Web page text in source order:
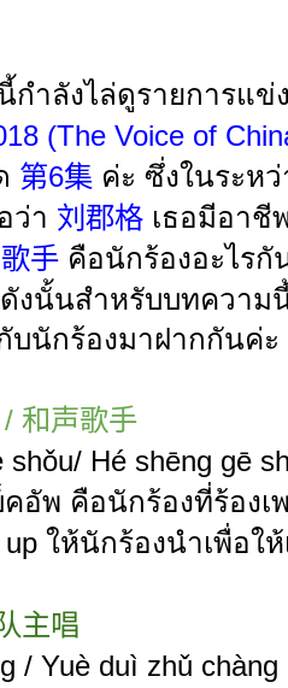
กำลังไล่ดูรายการแข่
(The Voice of
第6集 ค่ะ ซึ่งในระห
ว่า 刘郡格 เธอมีอาชี
手 คือนักร้องอะไร
สำหรับบทความนี้
บนักร้องมาฝากกันค่
/ 和声歌手
shǒu/ Hé shēng gē
คอัพ คือนักร้องที่ร้องเ
ให้นักร้องนำเพื่อใ
主唱
/ Yuè duì zhǔ chàng